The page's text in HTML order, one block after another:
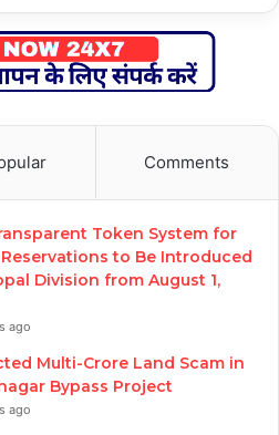
Comments
Token System for
to Be Introduced
Division from August 1,
ago
Multi-Crore Land Scam in
Bypass Project
ago